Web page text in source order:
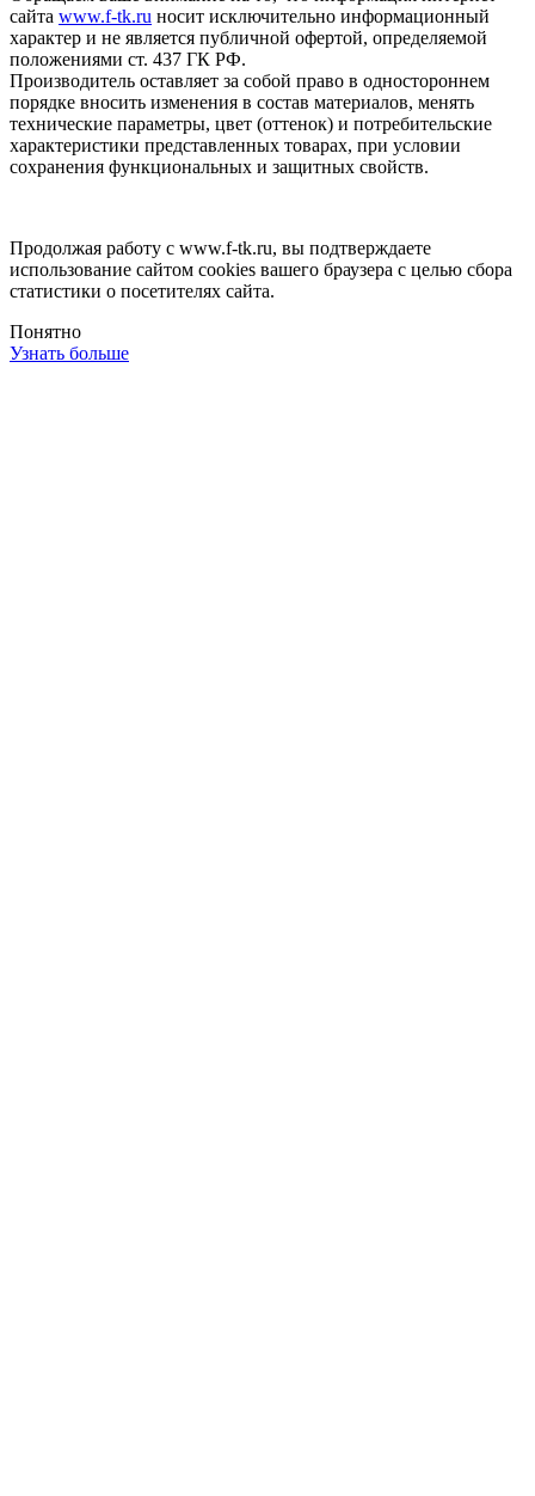
сайта www.f-tk.ru носит исключительно информационный
характер и не является публичной офертой, определяемой
положениями ст. 437 ГК РФ.
Производитель оставляет за собой право в одностороннем
порядке вносить изменения в состав материалов, менять
технические параметры, цвет (оттенок) и потребительские
характеристики представленных товарах, при условии
сохранения функциональных и защитных свойств.
Продолжая работу с www.f-tk.ru, вы подтверждаете
использование сайтом cookies вашего браузера с целью сбора
статистики о посетителях сайта.
Понятно
Узнать больше